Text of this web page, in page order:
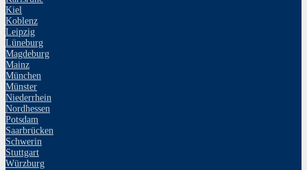
Kiel
Koblenz
Leipzig
Lüneburg
Magdeburg
Mainz
München
Münster
Niederrhein
Nordhessen
Potsdam
Saarbrücken
Schwerin
Stuttgart
Würzburg